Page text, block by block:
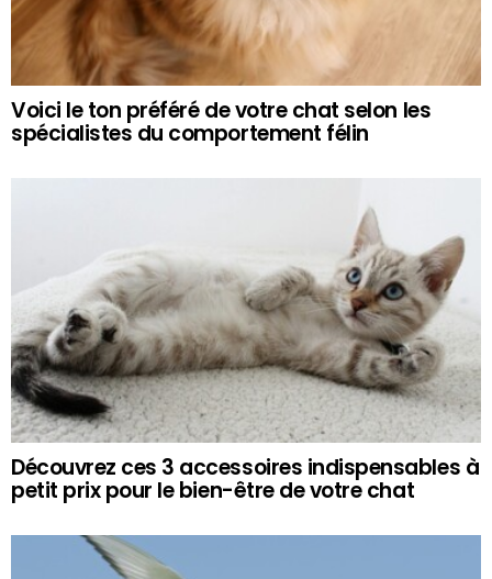
Voici le ton préféré de votre chat selon les
spécialistes du comportement félin
Découvrez ces 3 accessoires indispensables à
petit prix pour le bien-être de votre chat